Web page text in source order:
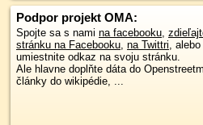
Podpor projekt OMA:
Spojte sa s nami na facebooku,
stránku na Facebooku, na Twittri, alebo
umiestnite odkaz na svoju stránku.
Ale hlavne doplňte dáta do
články do wikipédie, ...